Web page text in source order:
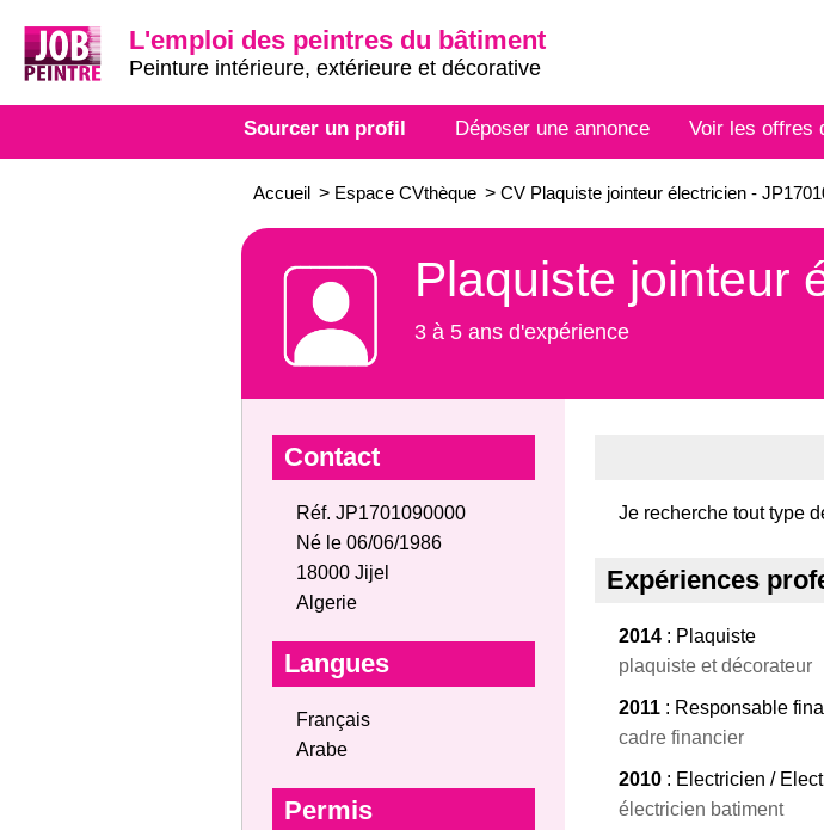
L'emploi des peintres du bâtiment
Peinture intérieure, extérieure et décorative
Sourcer un profil Déposer une annonce Voir les offres
Accueil > Espace CVthèque > CV Plaquiste jointeur électricien -
Plaquiste jointeur
3 à 5 ans d'expérience
Contact
Réf. JP1701090000
Né le 06/06/1986
18000 Jijel
Algerie
Langues
Français
Arabe
Permis
Je recherche tout type
Expériences
2014 : Plaquiste
plaquiste et décorateur
2011 : Responsable
cadre financier
2010 : Electricien /
électricien batiment